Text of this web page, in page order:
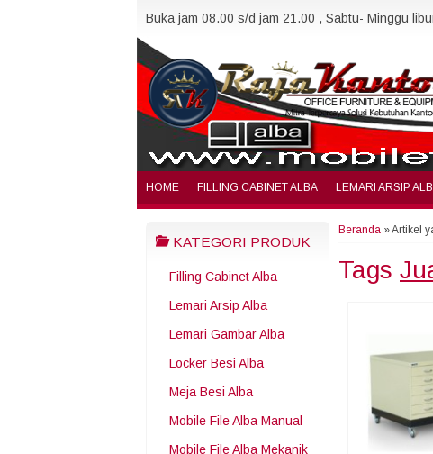
Buka jam 08.00 s/d jam 21.00 , Sabtu- Minggu
HOME FILLING CABINET ALBA LEMARI ARSIP
KATEGORI PRODUK
Filling Cabinet Alba
Lemari Arsip Alba
Lemari Gambar Alba
Locker Besi Alba
Meja Besi Alba
Mobile File Alba Manual
Mobile File Alba Mekanik
Beranda »Artikel
Tags